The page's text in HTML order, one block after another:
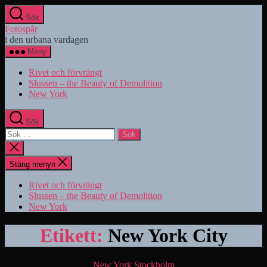
Hoppa
till
innehåll
Sök
Fotospår
i den urbana vardagen
Meny
Rivet och förvrängt
Slussen – the Beauty of Demolition
New York
Sök
Sök
efter:
Stäng
sökningen
Stäng menyn
Rivet och förvrängt
Slussen – the Beauty of Demolition
New York
Etikett: New York City
Kategorier
New York Stockholm